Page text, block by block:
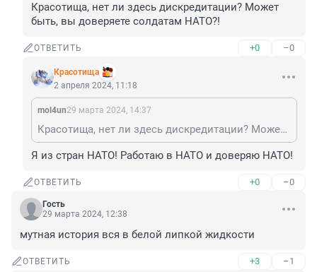
Красотища, нет ли здесь дискредитации? Может
быть, вы доверяете солдатам НАТО?!
ОТВЕТИТЬ +0 –0
Красотища
2 апреля 2024, 11:18
mol4un29 марта 2024, 14:37
Красотища, нет ли здесь дискредитации? Может быть, вы доверяете солдатам НАТО?!
Я из стран НАТО! Работаю в НАТО и доверяю НАТО!
ОТВЕТИТЬ +0 –0
Гость
29 марта 2024, 12:38
мутная история вся в белой липкой жидкости
ОТВЕТИТЬ +3 –1